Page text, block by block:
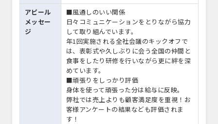
アピール
メッセー
ジ
■風通しのいい関係
日々コミュニケーションをとりながら協力
して取り組んでいます。
年1回実施される全社会議のキックオフで
は、表彰式や久しぶりに会う全国の仲間と
食事をしたり研修を行いながら更に絆を深
めています。
■頑張りをしっかり評価
身体を使って頑張った分は給与に反映。
弊社では売上よりも顧客満足度を重視！お
客様アンケートの結果なども評価されま
す！